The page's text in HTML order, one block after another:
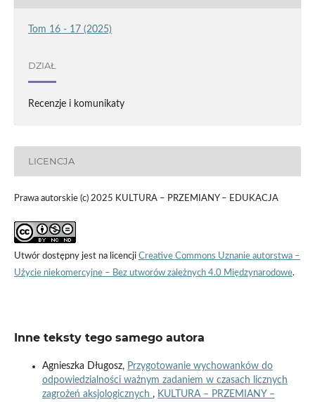
Tom 16 - 17 (2025)
DZIAŁ
Recenzje i komunikaty
LICENCJA
Prawa autorskie (c) 2025 KULTURA – PRZEMIANY – EDUKACJA
Utwór dostępny jest na licencji Creative Commons Uznanie autorstwa –
Użycie niekomercyjne – Bez utworów zależnych 4.0 Międzynarodowe.
Inne teksty tego samego autora
Agnieszka Długosz, Przygotowanie wychowanków do
odpowiedzialności ważnym zadaniem w czasach licznych
zagrożeń aksjologicznych , KULTURA – PRZEMIANY –